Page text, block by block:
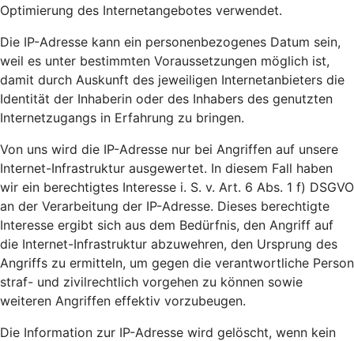
Optimierung des Internetangebotes verwendet.
Die IP-Adresse kann ein personenbezogenes Datum sein,
weil es unter bestimmten Voraussetzungen möglich ist,
damit durch Auskunft des jeweiligen Internetanbieters die
Identität der Inhaberin oder des Inhabers des genutzten
Internetzugangs in Erfahrung zu bringen.
Von uns wird die IP-Adresse nur bei Angriffen auf unsere
Internet-Infrastruktur ausgewertet. In diesem Fall haben
wir ein berechtigtes Interesse i. S. v. Art. 6 Abs. 1 f) DSGVO
an der Verarbeitung der IP-Adresse. Dieses berechtigte
Interesse ergibt sich aus dem Bedürfnis, den Angriff auf
die Internet-Infrastruktur abzuwehren, den Ursprung des
Angriffs zu ermitteln, um gegen die verantwortliche Person
straf- und zivilrechtlich vorgehen zu können sowie
weiteren Angriffen effektiv vorzubeugen.
Die Information zur IP-Adresse wird gelöscht, wenn kein